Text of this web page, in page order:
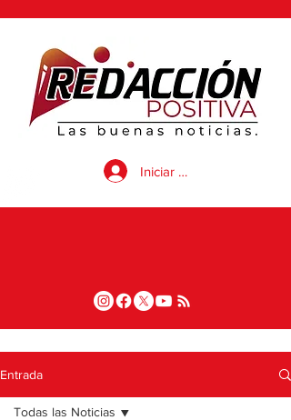
Iniciar sesión
Entrada
Todas las Noticias